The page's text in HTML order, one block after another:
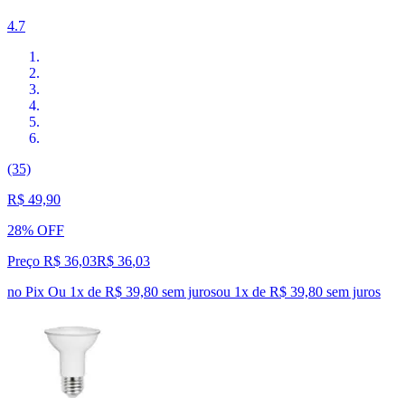
4.7
(35)
R$ 49,90
28% OFF
Preço R$ 36,03R$ 36,03
no Pix Ou 1x de R$ 39,80 sem jurosou 1x de R$ 39,80 sem juros